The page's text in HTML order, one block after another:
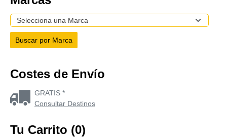
Costes de Envío
GRATIS *
Consultar Destinos
Tu Carrito (0)